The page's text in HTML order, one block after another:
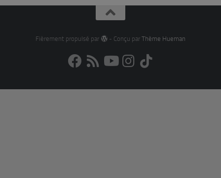
Fièrement propulsé par - Conçu par Thème Hueman